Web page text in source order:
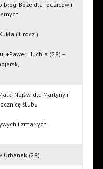
błog. Boże dla rodziców i
(1 rocz.)
+Paweł Huchla (28) –
Najśw. dla Martyny i
ślubu
i zmarłych
Urbanek (28)